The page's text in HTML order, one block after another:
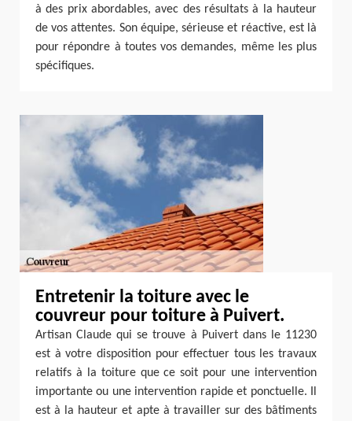
à des prix abordables, avec des résultats à la hauteur
de vos attentes. Son équipe, sérieuse et réactive, est là
pour répondre à toutes vos demandes, même les plus
spécifiques.
Entretenir la toiture avec le
couvreur pour toiture à Puivert.
Artisan Claude qui se trouve à Puivert dans le 11230
est à votre disposition pour effectuer tous les travaux
relatifs à la toiture que ce soit pour une intervention
importante ou une intervention rapide et ponctuelle. Il
est à la hauteur et apte à travailler sur des bâtiments